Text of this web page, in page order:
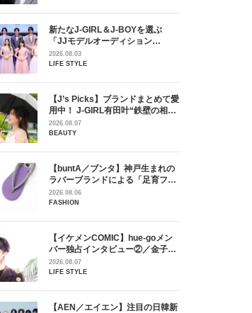
新たなJ-GIRL＆J-BOYを選ぶ
「JJモデルオーディション
2027」が募集開始！ 予選ブロッ
クは候補生の“魅力”を重視した
2026.08.03
LIFE STYLE
【J’s Picks】ブランドまとめて愛
用中！ J-GIRL有田叶“鉄壁の相
棒”〈ビューティ＆ファッション
夏の必需品〉
2026.08.07
BEAUTY
【buntA／ブンタ】神戸生まれの
ラバーブランドによる「足育フッ
トウェア」。伊勢丹新宿店でPOP-
UP開催中！
2026.08.06
FASHION
【イケメンCOMIC】hue-goメン
バー独占インタビュー②／金子玄
矢「感情をズバーッと言葉にでき
た時は幸せ〜」
2026.08.07
LIFE STYLE
【AEN／エイエン】注目の日韓新